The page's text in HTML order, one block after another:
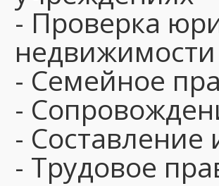
- Проверка
недвижимости
- Семейное
-
- Составление
- Трудовое